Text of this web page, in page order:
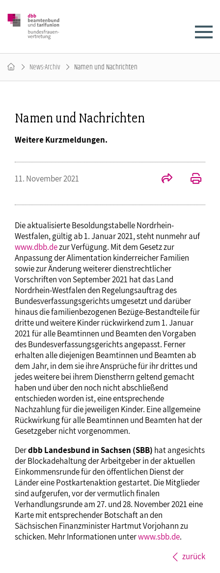
News-Archiv Namen und Nachrichten
Namen und Nachrichten
Weitere Kurzmeldungen.
11. November 2021
Die aktualisierte Besoldungstabelle Nordrhein-
Westfalen, gültig ab 1. Januar 2021, steht nunmehr auf
www.dbb.dezur Verfügung. Mit dem Gesetz zur
Anpassung der Alimentation kinderreicher Familien
sowie zur Änderung weiterer dienstrechtlicher
Vorschriften von September 2021 hat das Land
Nordrhein-Westfalen den Regelungsauftrag des
Bundesverfassungsgerichts umgesetzt und darüber
hinaus die familienbezogenen Bezüge-Bestandteile für
dritte und weitere Kinder rückwirkend zum 1. Januar
2021 für alle Beamtinnen und Beamten den Vorgaben
des Bundesverfassungsgerichts angepasst. Ferner
erhalten alle diejenigen Beamtinnen und Beamten ab
dem Jahr, in dem sie ihre Ansprüche für ihr drittes und
jedes weitere bei ihrem Dienstherrn geltend gemacht
haben und über den noch nicht abschließend
entschieden worden ist, eine entsprechende
Nachzahlung für die jeweiligen Kinder. Eine allgemeine
Rückwirkung für alle Beamtinnen und Beamten hat der
Gesetzgeber nicht vorgenommen.
Derdbb Landesbund in Sachsen (SBB) hat angesichts
der Blockadehaltung der Arbeitgeber in der aktuellen
Einkommensrunde für den öffentlichen Dienst der
Länder eine Postkartenaktion gestartet. Die Mitglieder
sind aufgerufen, vor der vermutlich finalen
Verhandlungsrunde am 27. und 28. November 2021 eine
Karte mit entsprechender Botschaft an den
Sächsischen Finanzminister Hartmut Vorjohann zu
schicken. Mehr Informationen unterwww.sbb.de.
zurück